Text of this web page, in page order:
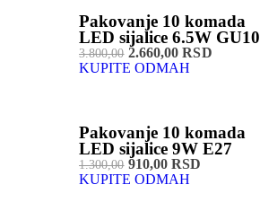
Pakovanje 10 komada
LED sijalice 6.5W GU10
3.800,002.660,00 RSD
KUPITE ODMAH
Pakovanje 10 komada
LED sijalice 9W E27
1.300,00910,00 RSD
KUPITE ODMAH